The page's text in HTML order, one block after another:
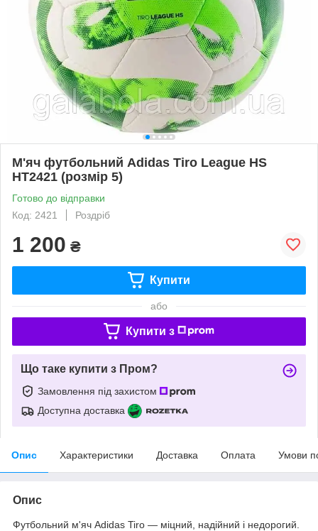
М'яч футбольний Adidas Tiro League HS
HT2421 (розмір 5)
Готово до відправки
Код: 2421
Роздріб
1 200 ₴
Купити
або
Купити з
Що таке купити з Пром?
Замовлення під захистом
Доступна доставка
Опис Характеристики Доставка Оплата Умови
Опис
Футбольний м'яч Adidas Tiro — міцний, надійний і недорогий.